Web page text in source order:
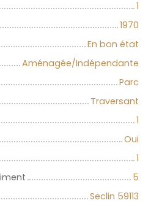
1
1970
En bon état
Aménagée/Indépendante
Parc
Traversant
1
Oui
1
5
Seclin 59113